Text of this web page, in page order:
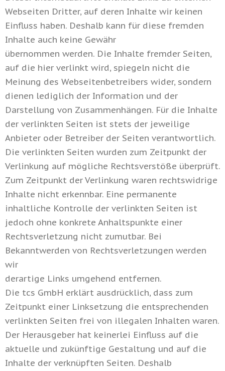
Webseiten Dritter, auf deren Inhalte wir keinen
Einfluss haben. Deshalb kann für diese fremden
Inhalte auch keine Gewähr
übernommen werden. Die Inhalte fremder Seiten,
auf die hier verlinkt wird, spiegeln nicht die
Meinung des Webseitenbetreibers wider, sondern
dienen lediglich der Information und der
Darstellung von Zusammenhängen. Für die Inhalte
der verlinkten Seiten ist stets der jeweilige
Anbieter oder Betreiber der Seiten verantwortlich.
Die verlinkten Seiten wurden zum Zeitpunkt der
Verlinkung auf mögliche Rechtsverstöße überprüft.
Zum Zeitpunkt der Verlinkung waren rechtswidrige
Inhalte nicht erkennbar. Eine permanente
inhaltliche Kontrolle der verlinkten Seiten ist
jedoch ohne konkrete Anhaltspunkte einer
Rechtsverletzung nicht zumutbar. Bei
Bekanntwerden von Rechtsverletzungen werden
wir
derartige Links umgehend entfernen.
Die tcs GmbH erklärt ausdrücklich, dass zum
Zeitpunkt einer Linksetzung die entsprechenden
verlinkten Seiten frei von illegalen Inhalten waren.
Der Herausgeber hat keinerlei Einfluss auf die
aktuelle und zukünftige Gestaltung und auf die
Inhalte der verknüpften Seiten. Deshalb